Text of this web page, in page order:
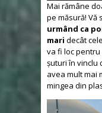
Mai rămâne
pe măsură! Vă
urmând ca
mari decât
va fi loc pentru
șuturi în vinclu
avea mult mai
mingea din